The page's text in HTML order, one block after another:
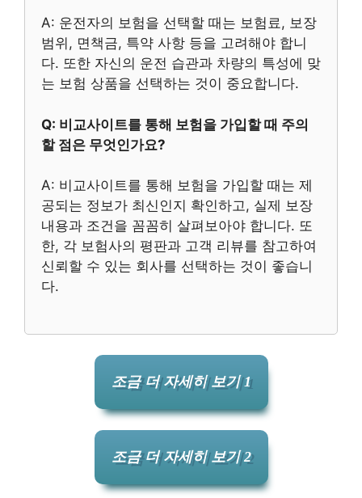
A: 운전자의 보험을 선택할 때는 보험료, 보장
범위, 면책금, 특약 사항 등을 고려해야 합니
다. 또한 자신의 운전 습관과 차량의 특성에 맞
는 보험 상품을 선택하는 것이 중요합니다.
Q: 비교사이트를 통해 보험을 가입할 때 주의
할 점은 무엇인가요?
A: 비교사이트를 통해 보험을 가입할 때는 제
공되는 정보가 최신인지 확인하고, 실제 보장
내용과 조건을 꼼꼼히 살펴보아야 합니다. 또
한, 각 보험사의 평판과 고객 리뷰를 참고하여
신뢰할 수 있는 회사를 선택하는 것이 좋습니
다.
조금 더 자세히 보기 1
조금 더 자세히 보기 2